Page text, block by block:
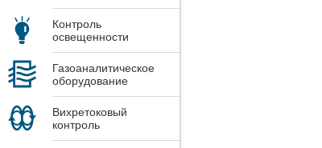
Контроль
освещенности
Газоаналитическое
оборудование
Вихретоковый
контроль